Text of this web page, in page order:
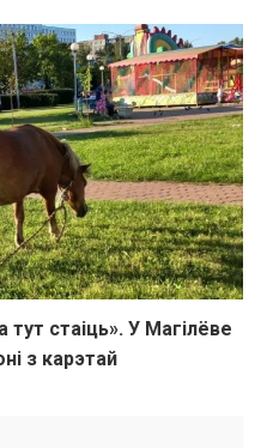
тут стаіць». У Магілёве
з карэтай